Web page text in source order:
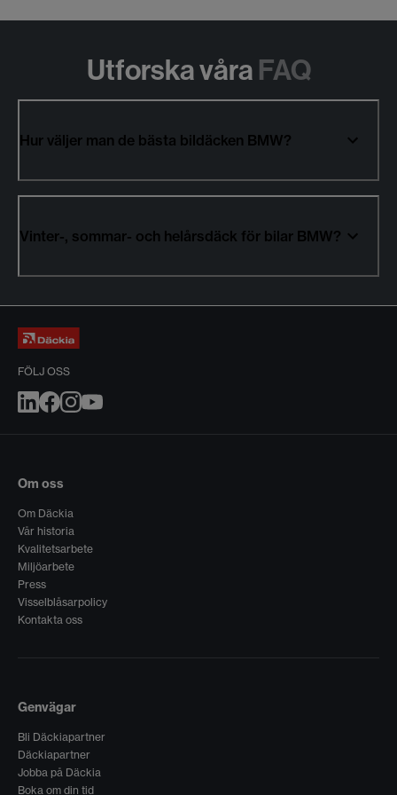
Utforska våra FAQ
Hur väljer man de bästa bildäcken BMW?
Vinter-, sommar- och helårsdäck för bilar BMW?
FÖLJ OSS
Om oss
Om Däckia
Vår historia
Kvalitetsarbete
Miljöarbete
Press
Visselblåsarpolicy
Kontakta oss
Genvägar
Bli Däckiapartner
Däckiapartner
Jobba på Däckia
Boka om din tid